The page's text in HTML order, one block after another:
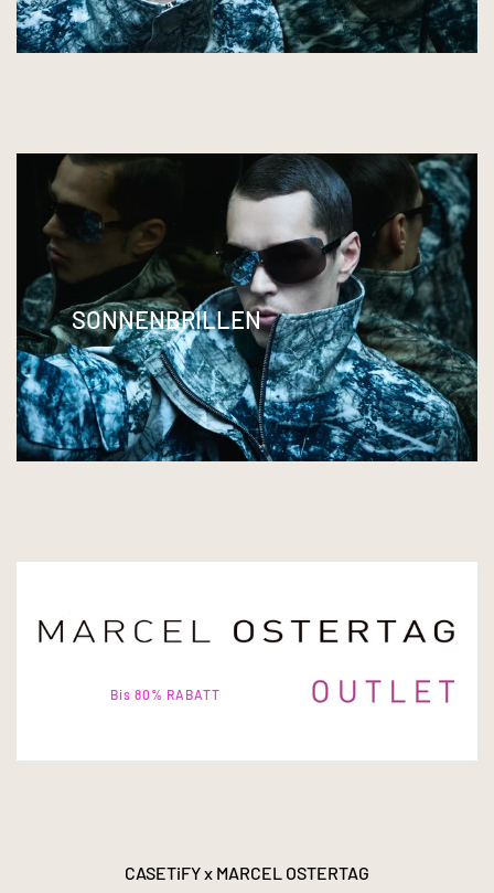
SONNENBRILLEN
Bis 80% RABATT
CASETiFY x MARCEL OSTERTAG